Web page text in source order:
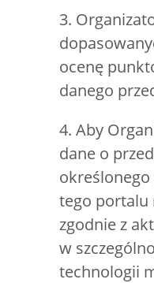
3.
ocenę
danego
4. Aby
dane o
tego portalu
zgodnie z
w
technologii